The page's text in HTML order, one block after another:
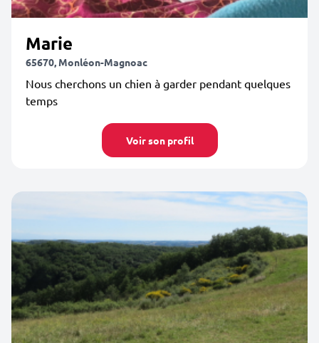
Marie
65670, Monléon-Magnoac
Nous cherchons un chien à garder pendant quelques
temps
Voir son profil